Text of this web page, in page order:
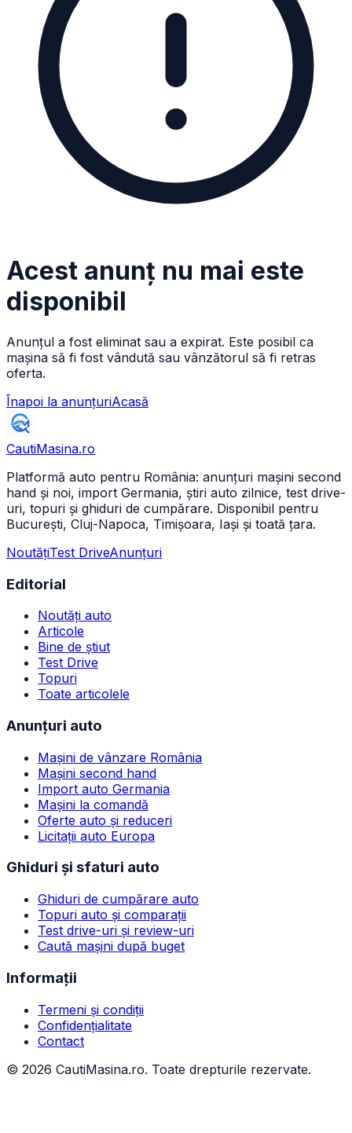
Acest anunț nu mai este
disponibil
Anunțul a fost eliminat sau a expirat. Este posibil ca
mașina să fi fost vândută sau vânzătorul să fi retras
oferta.
Înapoi la anunțuriAcasă
CautiMasina.ro
Platformă auto pentru România: anunțuri mașini second
hand și noi, import Germania, știri auto zilnice, test drive-
uri, topuri și ghiduri de cumpărare. Disponibil pentru
București, Cluj-Napoca, Timișoara, Iași și toată țara.
NoutățiTest DriveAnunțuri
Editorial
Noutăți auto
Articole
Bine de știut
Test Drive
Topuri
Toate articolele
Anunțuri auto
Mașini de vânzare România
Mașini second hand
Import auto Germania
Mașini la comandă
Oferte auto și reduceri
Licitații auto Europa
Ghiduri și sfaturi auto
Ghiduri de cumpărare auto
Topuri auto și comparații
Test drive-uri și review-uri
Caută mașini după buget
Informații
Termeni și condiții
Confidențialitate
Contact
© 2026 CautiMasina.ro. Toate drepturile rezervate.